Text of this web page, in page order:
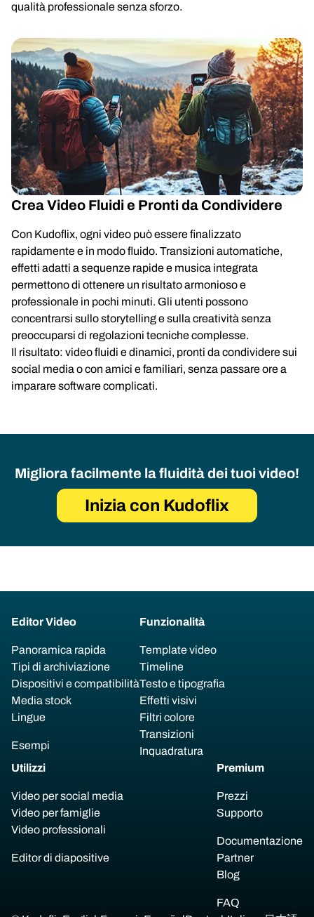
qualità professionale senza sforzo.
Crea Video Fluidi e Pronti da Condividere
Con Kudoflix, ogni video può essere finalizzato
rapidamente e in modo fluido. Transizioni automatiche,
effetti adatti a sequenze rapide e musica integrata
permettono di ottenere un risultato armonioso e
professionale in pochi minuti. Gli utenti possono
concentrarsi sullo storytelling e sulla creatività senza
preoccuparsi di regolazioni tecniche complesse.
Il risultato: video fluidi e dinamici, pronti da condividere sui
social media o con amici e familiari, senza passare ore a
imparare software complicati.
Migliora facilmente la fluidità dei tuoi video!
Inizia con Kudoflix
Editor Video
Panoramica rapida
Tipi di archiviazione
Dispositivi e compatibilità
Media stock
Lingue
Esempi
Funzionalità
Template video
Timeline
Testo e tipografia
Effetti visivi
Filtri colore
Transizioni
Inquadratura
Utilizzi
Video per social media
Video per famiglie
Video professionali
Editor di diapositive
Premium
Prezzi
Supporto
Documentazione
Partner
Blog
FAQ